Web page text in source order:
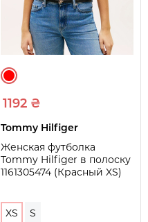
1192 ₴
Tommy Hilfiger
Женская футболка
Tommy Hilfiger в полоску
1161305474 (Красный XS)
XS S